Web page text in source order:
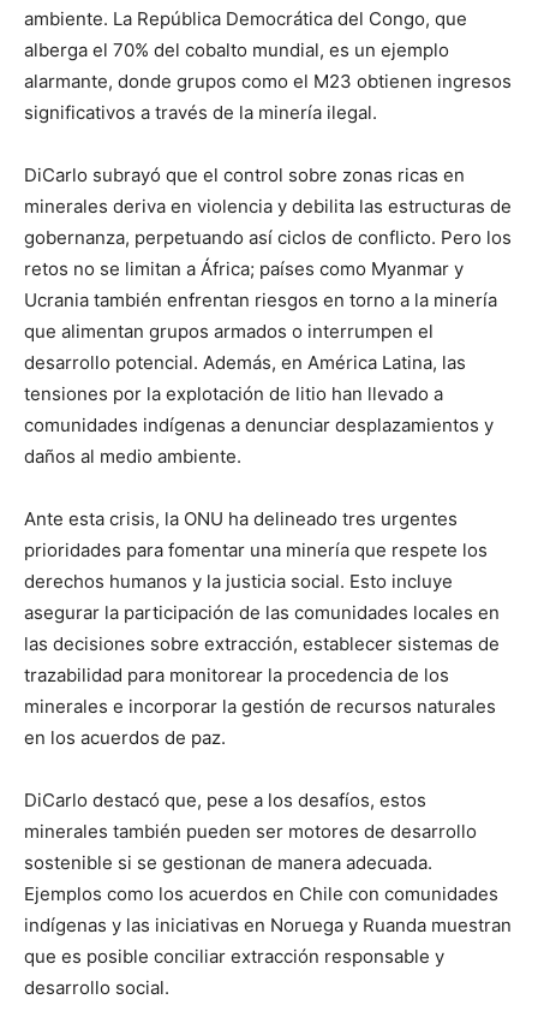
ambiente. La República Democrática del Congo, que
alberga el 70% del cobalto mundial, es un ejemplo
alarmante, donde grupos como el M23 obtienen ingresos
significativos a través de la minería ilegal.
DiCarlo subrayó que el control sobre zonas ricas en
minerales deriva en violencia y debilita las estructuras de
gobernanza, perpetuando así ciclos de conflicto. Pero los
retos no se limitan a África; países como Myanmar y
Ucrania también enfrentan riesgos en torno a la minería
que alimentan grupos armados o interrumpen el
desarrollo potencial. Además, en América Latina, las
tensiones por la explotación de litio han llevado a
comunidades indígenas a denunciar desplazamientos y
daños al medio ambiente.
Ante esta crisis, la ONU ha delineado tres urgentes
prioridades para fomentar una minería que respete los
derechos humanos y la justicia social. Esto incluye
asegurar la participación de las comunidades locales en
las decisiones sobre extracción, establecer sistemas de
trazabilidad para monitorear la procedencia de los
minerales e incorporar la gestión de recursos naturales
en los acuerdos de paz.
DiCarlo destacó que, pese a los desafíos, estos
minerales también pueden ser motores de desarrollo
sostenible si se gestionan de manera adecuada.
Ejemplos como los acuerdos en Chile con comunidades
indígenas y las iniciativas en Noruega y Ruanda muestran
que es posible conciliar extracción responsable y
desarrollo social.